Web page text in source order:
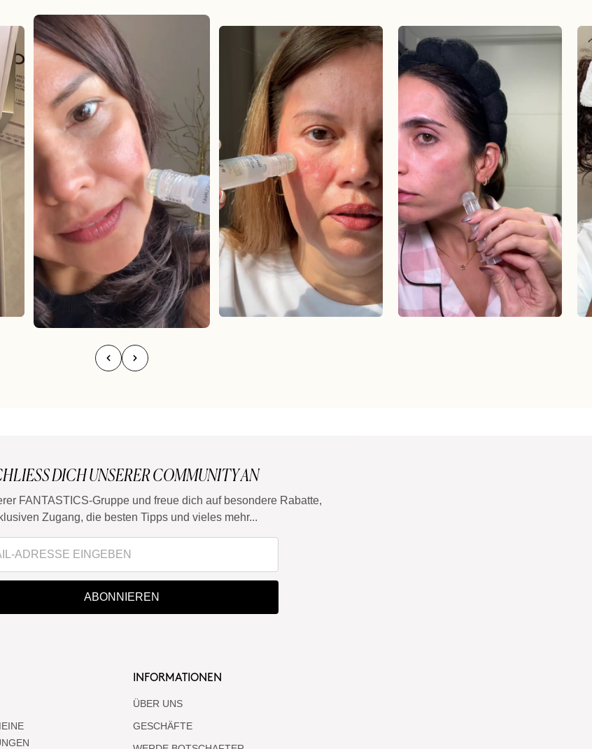
DICH UNSERER COMMUNITY AN
FANTASTICS-Gruppe und freue dich auf besondere Rabatte,
Zugang, die besten Tipps und vieles mehr...
ABONNIEREN
INFORMATIONEN
ÜBER UNS
GESCHÄFTE